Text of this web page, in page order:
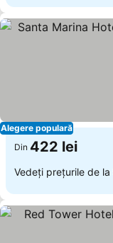
Alegere populară
Din 422 lei
Vedeți prețurile de la